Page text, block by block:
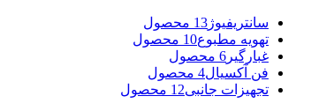
سانتریفیوژ13 محصول
تهویه مطبوع10 محصول
غبارگیر 6 محصول
فن آکسیال4 محصول
تجهیزات جانبی12 محصول